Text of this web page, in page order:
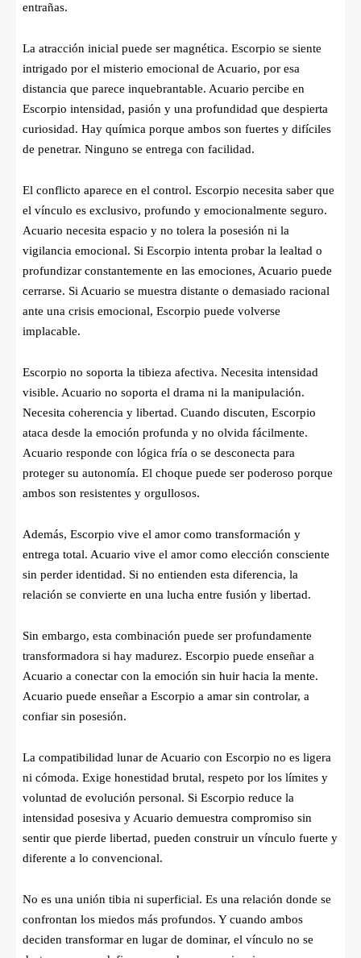
entrañas.
La atracción inicial puede ser magnética. Escorpio se siente
intrigado por el misterio emocional de Acuario, por esa
distancia que parece inquebrantable. Acuario percibe en
Escorpio intensidad, pasión y una profundidad que despierta
curiosidad. Hay química porque ambos son fuertes y difíciles
de penetrar. Ninguno se entrega con facilidad.
El conflicto aparece en el control. Escorpio necesita saber que
el vínculo es exclusivo, profundo y emocionalmente seguro.
Acuario necesita espacio y no tolera la posesión ni la
vigilancia emocional. Si Escorpio intenta probar la lealtad o
profundizar constantemente en las emociones, Acuario puede
cerrarse. Si Acuario se muestra distante o demasiado racional
ante una crisis emocional, Escorpio puede volverse
implacable.
Escorpio no soporta la tibieza afectiva. Necesita intensidad
visible. Acuario no soporta el drama ni la manipulación.
Necesita coherencia y libertad. Cuando discuten, Escorpio
ataca desde la emoción profunda y no olvida fácilmente.
Acuario responde con lógica fría o se desconecta para
proteger su autonomía. El choque puede ser poderoso porque
ambos son resistentes y orgullosos.
Además, Escorpio vive el amor como transformación y
entrega total. Acuario vive el amor como elección consciente
sin perder identidad. Si no entienden esta diferencia, la
relación se convierte en una lucha entre fusión y libertad.
Sin embargo, esta combinación puede ser profundamente
transformadora si hay madurez. Escorpio puede enseñar a
Acuario a conectar con la emoción sin huir hacia la mente.
Acuario puede enseñar a Escorpio a amar sin controlar, a
confiar sin posesión.
La compatibilidad lunar de Acuario con Escorpio no es ligera
ni cómoda. Exige honestidad brutal, respeto por los límites y
voluntad de evolución personal. Si Escorpio reduce la
intensidad posesiva y Acuario demuestra compromiso sin
sentir que pierde libertad, pueden construir un vínculo fuerte y
diferente a lo convencional.
No es una unión tibia ni superficial. Es una relación donde se
confrontan los miedos más profundos. Y cuando ambos
deciden transformar en lugar de dominar, el vínculo no se